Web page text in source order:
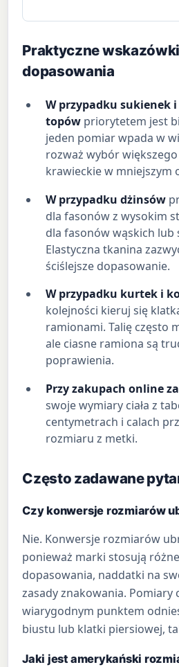
Praktyczne
dopasowania
W przypadku sukienek
topów priorytetem jest
jeden pomiar wpada w
rozważ wybór
krawieckie w mniejszym
W przypadku dżinsów
dla fasonów z wysokim
dla fasonów wąskich lub
Elastyczna tkanina
ściślejsze dopasowanie.
W przypadku kurtek i
kolejności kieruj się
ramionami. Talię często
ale ciasne ramiona są
poprawienia.
Przy zakupach online
swoje wymiary ciała z
centymetrach i calach
rozmiaru z metki.
Często zadawane
Czy konwersje rozmiarów
Nie. Konwersje rozmiarów
ponieważ marki stosują
dopasowania, naddatki na
zasady znakowania. Pomiary
wiarygodnym punktem
biustu lub klatki piersiowej,
Jaki jest amerykański